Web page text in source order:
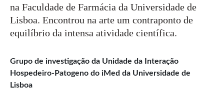
na Faculdade de Farmácia da Universidade de
Lisboa. Encontrou na arte um contraponto de
equilíbrio da intensa atividade científica.
Grupo de investigação da Unidade da Interação
Hospedeiro-Patogeno do iMed da Universidade de
Lisboa